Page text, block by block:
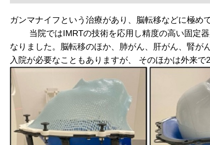
ガンマナイフという治療があり、脳転移などに極め
当院ではIMRTの技術を応用し精度の高い固定器
なりました。脳転移のほか、肺がん、肝がん、腎が
入院が必要なこともありますが、 そのほかは外来で